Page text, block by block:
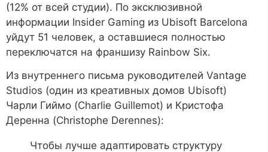
(12% от всей студии). По эксклюзивной
информации Insider Gaming из Ubisoft Barcelona
уйдут 51 человек, а оставшиеся полностью
переключатся на франшизу Rainbow Six.
Из внутреннего письма руководителей Vantage
Studios (один из креативных домов Ubisoft)
Чарли Гиймо (Charlie Guillemot) и Кристофа
Деренна (Christophe Derennes):
Чтобы лучше адаптировать структуру